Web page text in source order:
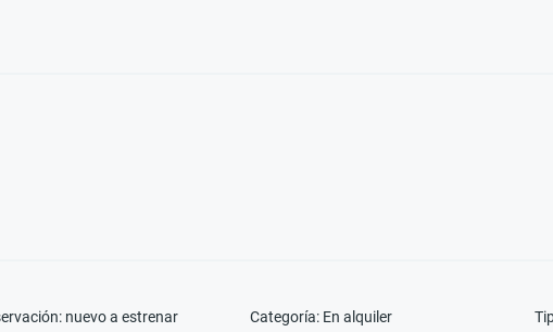
: nuevo a estrenar Categoría: En alquiler